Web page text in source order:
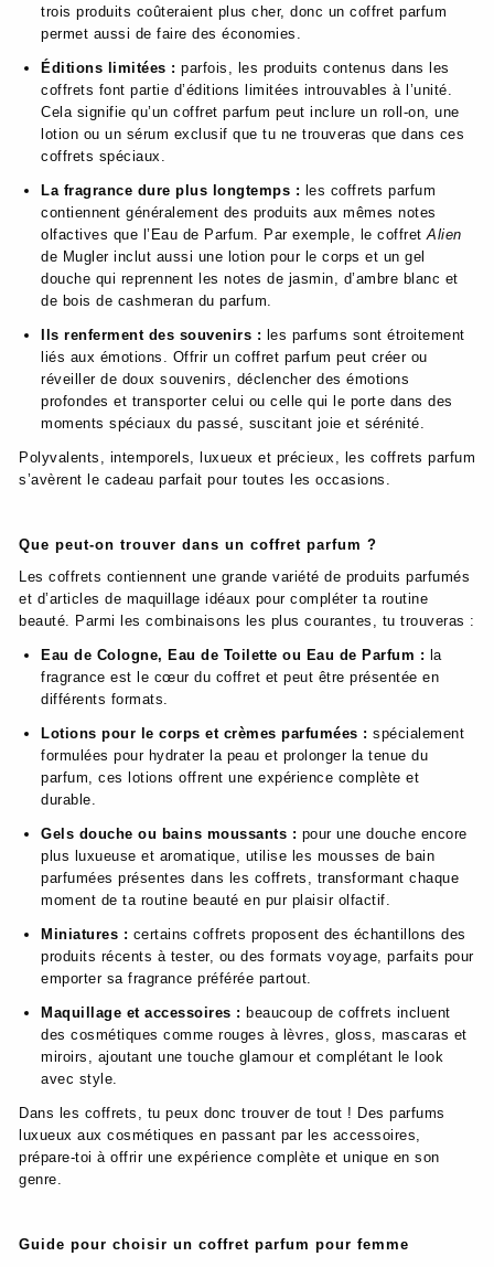
trois produits coûteraient plus cher, donc un coffret parfum
permet aussi de faire des économies.
Éditions limitées : parfois, les produits contenus dans les
coffrets font partie d’éditions limitées introuvables à l’unité.
Cela signifie qu’un coffret parfum peut inclure un roll-on, une
lotion ou un sérum exclusif que tu ne trouveras que dans ces
coffrets spéciaux.
La fragrance dure plus longtemps : les coffrets parfum
contiennent généralement des produits aux mêmes notes
olfactives que l’Eau de Parfum. Par exemple, le coffretAlien
de Mugler inclut aussi une lotion pour le corps et un gel
douche qui reprennent les notes de jasmin, d’ambre blanc et
de bois de cashmeran du parfum.
Ils renferment des souvenirs : les parfums sont étroitement
liés aux émotions. Offrir un coffret parfum peut créer ou
réveiller de doux souvenirs, déclencher des émotions
profondes et transporter celui ou celle qui le porte dans des
moments spéciaux du passé, suscitant joie et sérénité.
Polyvalents, intemporels, luxueux et précieux, les coffrets parfum
s’avèrent le cadeau parfait pour toutes les occasions.
Que peut-on trouver dans un coffret parfum ?
Les coffrets contiennent une grande variété de produits parfumés
et d’articles de maquillage idéaux pour compléter ta routine
beauté. Parmi les combinaisons les plus courantes, tu trouveras :
Eau de Cologne, Eau de Toilette ou Eau de Parfum : la
fragrance est le cœur du coffret et peut être présentée en
différents formats.
Lotions pour le corps et crèmes parfumées : spécialement
formulées pour hydrater la peau et prolonger la tenue du
parfum, ces lotions offrent une expérience complète et
durable.
Gels douche ou bains moussants : pour une douche encore
plus luxueuse et aromatique, utilise les mousses de bain
parfumées présentes dans les coffrets, transformant chaque
moment de ta routine beauté en pur plaisir olfactif.
Miniatures : certains coffrets proposent des échantillons des
produits récents à tester, ou des formats voyage, parfaits pour
emporter sa fragrance préférée partout.
Maquillage et accessoires : beaucoup de coffrets incluent
des cosmétiques comme rouges à lèvres, gloss, mascaras et
miroirs, ajoutant une touche glamour et complétant le look
avec style.
Dans les coffrets, tu peux donc trouver de tout ! Des parfums
luxueux aux cosmétiques en passant par les accessoires,
prépare-toi à offrir une expérience complète et unique en son
genre.
Guide pour choisir un coffret parfum pour femme